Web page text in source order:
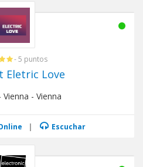
- 5 puntos
Eletric Love
- Vienna
| Escuchar